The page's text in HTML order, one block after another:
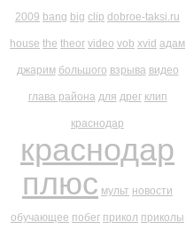
2009 bang big clip dobroe-taksi.ru
house the theor video vob xvid адам
джарим большого взрыва видео
глава района для дрег клип
краснодар
краснодар
плюс мульт новости
обучающее побег прикол приколы